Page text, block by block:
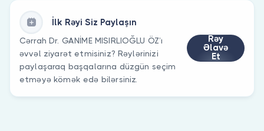
İlk Rəyi Siz Paylaşın
Cərrah Dr. GANİME MISIRLIOĞLU ÖZ’ı
əvvəl ziyarət etmisiniz? Rəylərinizi
paylaşaraq başqalarına düzgün seçim
etməyə kömək edə bilərsiniz.
Rəy
Əlavə
Et